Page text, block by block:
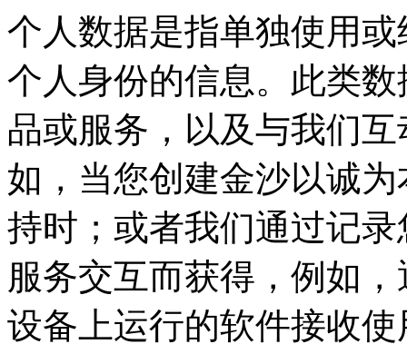
个人数据是指单独使用
个人身份的信息。此类数
品或服务，以及与我们
如，当您创建金沙以
持时；或者我们通过记录
服务交互而获得，例如
设备上运行的软件接收